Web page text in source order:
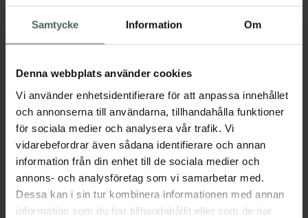
Samtycke Information Om
Denna webbplats använder cookies
Vi använder enhetsidentifierare för att anpassa innehållet
och annonserna till användarna, tillhandahålla funktioner
för sociala medier och analysera vår trafik. Vi
vidarebefordrar även sådana identifierare och annan
information från din enhet till de sociala medier och
annons- och analysföretag som vi samarbetar med.
Dessa kan i sin tur kombinera informationen med annan
information som du har tillhandahållit eller som de har
Utredningsborste - För alla hårtyper. Denna
vare piggar i olika storlekar. Borsten är 18 cm
Jämförpris 139 kr/st
EAN:03048097980437
Kategorier:
Hårborstar och tillbehörHårvård